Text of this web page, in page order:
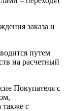
заказа и
путем
на расчетный
Покупателя с
с